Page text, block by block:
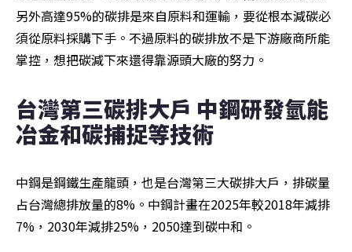
另外高達95%的碳排是來自原料和運輸，要從根本減碳必
須從原料採購下手。不過原料的碳排放不是下游廠商所能
掌控，想把碳減下來還得靠源頭大廠的努力。
台灣第三碳排大戶 中鋼研發氫能
冶金和碳捕捉等技術
中鋼是鋼鐵生產龍頭，也是台灣第三大碳排大戶，排碳量
占台灣總排放量的8%。中鋼計畫在2025年較2018年減排
7%，2030年減排25%，2050達到碳中和。